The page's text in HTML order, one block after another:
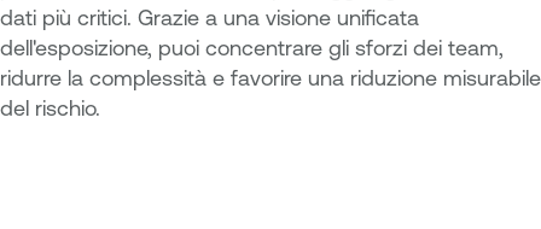
dati più critici. Grazie a una visione unificata
dell'esposizione, puoi concentrare gli sforzi dei team,
ridurre la complessità e favorire una riduzione misurabile
del rischio.